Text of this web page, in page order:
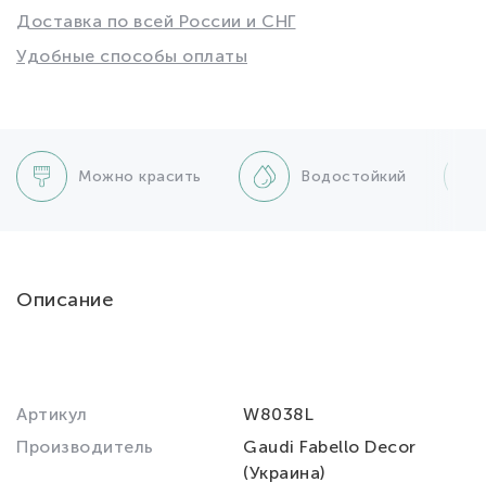
Доставка по всей России и СНГ
Удобные способы оплаты
Можно красить Водостойкий
Описание
Артикул
W8038L
Производитель
Gaudi Fabello Decor
(Украина)